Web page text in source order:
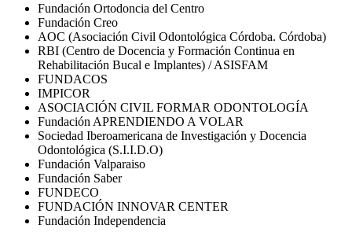
Fundación Ortodoncia del Centro
Fundación Creo
AOC (Asociación Civil Odontológica Córdoba. Córdoba)
RBI (Centro de Docencia y Formación Continua en
Rehabilitación Bucal e Implantes) / ASISFAM
FUNDACOS
IMPICOR
ASOCIACIÓN CIVIL FORMAR ODONTOLOGÍA
Fundación APRENDIENDO A VOLAR
Sociedad Iberoamericana de Investigación y Docencia
Odontológica (S.I.I.D.O)
Fundación Valparaiso
Fundación Saber
FUNDECO
FUNDACIÓN INNOVAR CENTER
Fundación Independencia